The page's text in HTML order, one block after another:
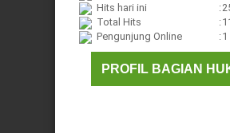
Hits hari ini
:
Total Hits
:
Pengunjung Online
:1
PROFIL BAGIAN